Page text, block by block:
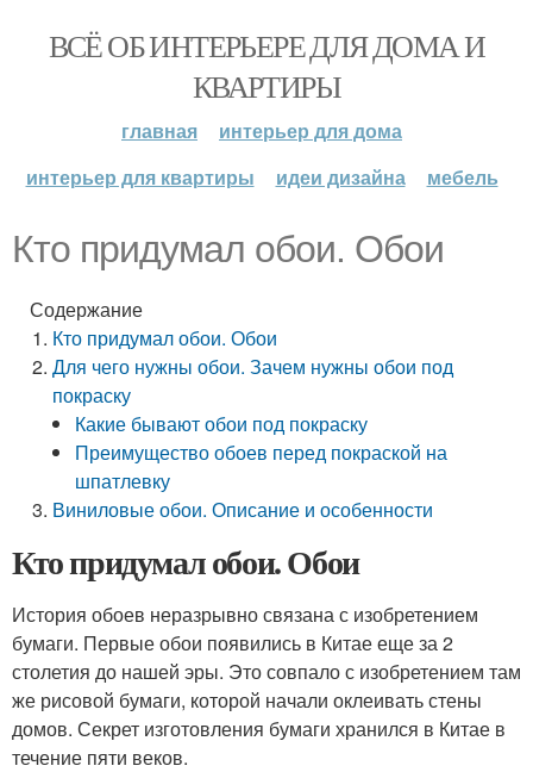
ВСЁ ОБ ИНТЕРЬЕРЕ ДЛЯ ДОМА И
КВАРТИРЫ
главная
интерьер для дома
интерьер для квартиры
идеи дизайна мебель
Кто придумал обои. Обои
Содержание
Кто придумал обои. Обои
Для чего нужны обои. Зачем нужны обои под
покраску
Какие бывают обои под покраску
Преимущество обоев перед покраской на
шпатлевку
Виниловые обои. Описание и особенности
Кто придумал обои. Обои
История обоев неразрывно связана с изобретением
бумаги. Первые обои появились в Китае еще за 2
столетия до нашей эры. Это совпало с изобретением там
же рисовой бумаги, которой начали оклеивать стены
домов. Секрет изготовления бумаги хранился в Китае в
течение пяти веков.